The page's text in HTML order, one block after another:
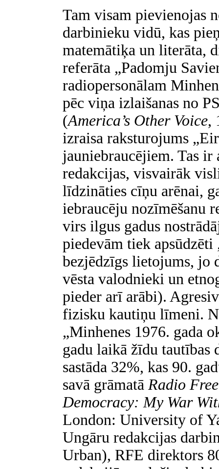
Tam visam pievienojas
darbinieku vidū, kas
matemātiķa un literāta,
referāta „Padomju
radiopersonālam
pēc viņa izlaišanas no
(America’s Other Voice,
izraisa raksturojums
jauniebraucējiem. Tas
redakcijas, visvairāk
līdzināties cīņu arēnai,
iebraucēju nozīmēšanu
virs ilgus gadus
piedevām tiek
bezjēdzīgs lietojums, jo
vēsta valodnieki un
pieder arī arābi).
fizisku kautiņu līmeni.
„Minhenes 1976. gada
gadu laikā žīdu
sastāda 32%, kas 90.
savā grāmatā Radio
Democracy: My War
London: University of
Ungāru redakcijas
Urban), RFE direktors